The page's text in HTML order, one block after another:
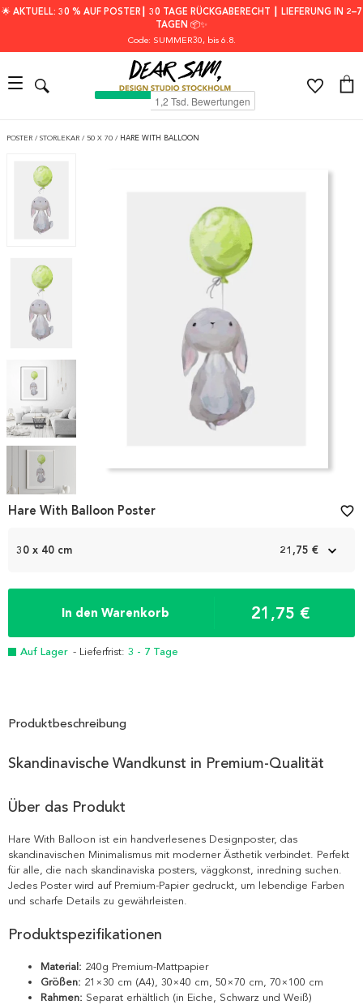
🌟 AKTUELL: 30 % AUF POSTER┃ 30 TAGE RÜCKGABERECHT ┃ LIEFERUNG IN 2–7
TAGEN 📦✨
Code: SUMMER30, bis 6.8.
POSTER / STORLEKAR / 50 X 70 / HARE WITH BALLOON
Item
1
30 x 40 cm 21,75 €
In den Warenkorb 21,75 €
Auf Lager - Lieferfrist: 3 - 7 Tage
Hare With Balloon Poster favorite_border
Produktbeschreibung
Skandinavische Wandkunst in Premium-Qualität
Über das Produkt
Hare With Balloon ist ein handverlesenes Designposter, das
skandinavischen Minimalismus mit moderner Ästhetik verbindet. Perfekt
für alle, die nach skandinaviska posters, väggkonst, inredning suchen.
Jedes Poster wird auf Premium-Papier gedruckt, um lebendige Farben
und scharfe Details zu gewährleisten.
Produktspezifikationen
Material: 240g Premium-Mattpapier
Größen: 21×30 cm (A4), 30×40 cm, 50×70 cm, 70×100 cm
Rahmen: Separat erhältlich (in Eiche, Schwarz und Weiß)